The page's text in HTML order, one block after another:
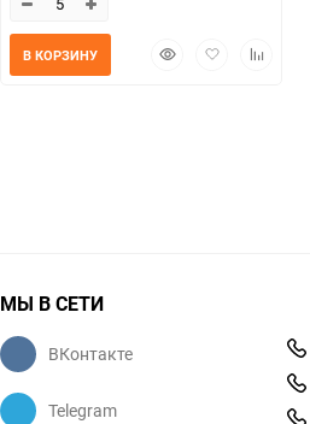
БыстрыйДобавитьДобавить
В КОРЗИНУ
МЫ В СЕТИ
ВКонтакте
Telegram